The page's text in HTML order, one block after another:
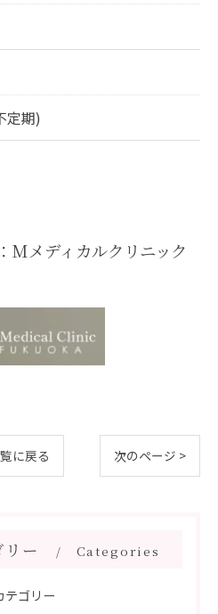
定期)
Mメディカルクリニック
に戻る 次のページ >
リー Categories
テゴリー